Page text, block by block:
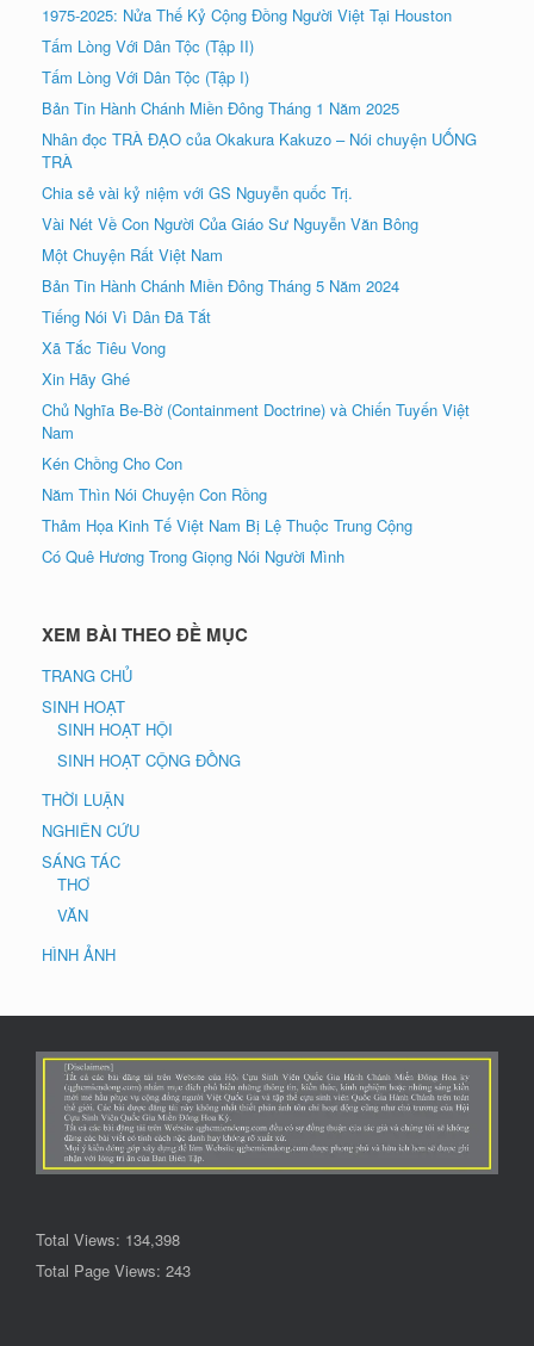
1975-2025: Nửa Thế Kỷ Cộng Đồng Người Việt Tại Houston
Tấm Lòng Với Dân Tộc (Tập II)
Tấm Lòng Với Dân Tộc (Tập I)
Bản Tin Hành Chánh Miền Đông Tháng 1 Năm 2025
Nhân đọc TRÀ ÐẠO của Okakura Kakuzo – Nói chuyện UỐNG
TRÀ
Chia sẻ vài kỷ niệm với GS Nguyễn quốc Trị.
Vài Nét Về Con Người Của Giáo Sư Nguyễn Văn Bông
Một Chuyện Rất Việt Nam
Bản Tin Hành Chánh Miền Đông Tháng 5 Năm 2024
Tiếng Nói Vì Dân Đã Tắt
Xã Tắc Tiêu Vong
Xin Hãy Ghé
Chủ Nghĩa Be-Bờ (Containment Doctrine) và Chiến Tuyến Việt
Nam
Kén Chồng Cho Con
Năm Thìn Nói Chuyện Con Rồng
Thảm Họa Kinh Tế Việt Nam Bị Lệ Thuộc Trung Cộng
Có Quê Hương Trong Giọng Nói Người Mình
XEM BÀI THEO ĐỀ MỤC
TRANG CHỦ
SINH HOẠT
SINH HOẠT HỘI
SINH HOẠT CỘNG ĐỒNG
THỜI LUẬN
NGHIÊN CỨU
SÁNG TÁC
THƠ
VĂN
HÌNH ẢNH
Total Views: 134,398
Total Page Views: 243